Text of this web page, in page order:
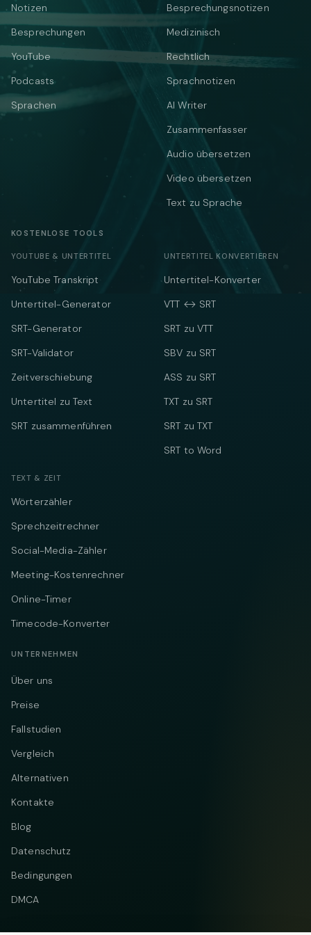
Notizen
Besprechungen
YouTube
Podcasts
Sprachen
Besprechungsnotizen
Medizinisch
Rechtlich
Sprachnotizen
AI Writer
Zusammenfasser
Audio übersetzen
Video übersetzen
Text zu Sprache
KOSTENLOSE TOOLS
YOUTUBE & UNTERTITEL
YouTube Transkript
Untertitel-Generator
SRT-Generator
SRT-Validator
Zeitverschiebung
Untertitel zu Text
SRT zusammenführen
UNTERTITEL KONVERTIEREN
Untertitel-Konverter
VTT ↔ SRT
SRT zu VTT
SBV zu SRT
ASS zu SRT
TXT zu SRT
SRT zu TXT
SRT to Word
TEXT & ZEIT
Wörterzähler
Sprechzeitrechner
Social-Media-Zähler
Meeting-Kostenrechner
Online-Timer
Timecode-Konverter
UNTERNEHMEN
Über uns
Preise
Fallstudien
Vergleich
Alternativen
Kontakte
Blog
Datenschutz
Bedingungen
DMCA